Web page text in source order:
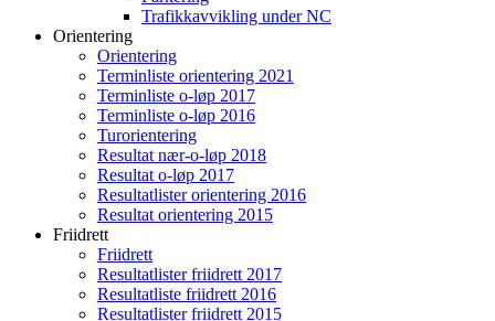
Trafikkavvikling under NC
Orientering
Orientering
Terminliste orientering 2021
Terminliste o-løp 2017
Terminliste o-løp 2016
Turorientering
Resultat nær-o-løp 2018
Resultat o-løp 2017
Resultatlister orientering 2016
Resultat orientering 2015
Friidrett
Friidrett
Resultatlister friidrett 2017
Resultatliste friidrett 2016
Resultatlister friidrett 2015